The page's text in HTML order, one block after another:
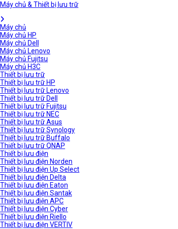
Máy chủ & Thiết bị lưu trữ
Máy chủ
Máy chủ HP
Máy chủ Dell
Máy chủ Lenovo
Máy chủ Fujitsu
Máy chủ H3C
Thiết bị lưu trữ
Thiết bị lưu trữ HP
Thiết bị lưu trữ Lenovo
Thiết bị lưu trữ Dell
Thiết bị lưu trữ Fujitsu
Thiết bị lưu trữ NEC
Thiết bị lưu trữ Asus
Thiết bị lưu trữ Synology
Thiết bị lưu trữ Buffalo
Thiết bị lưu trữ QNAP
Thiết bị lưu điện
Thiết bị lưu điện Norden
Thiết bị lưu điện Up Select
Thiết bị lưu điện Delta
Thiết bị lưu điện Eaton
Thiết bị lưu điện Santak
Thiết bị lưu điện APC
Thiết bị lưu điện Cyber
Thiết bị lưu điện Riello
Thiết bị lưu điện VERTIV